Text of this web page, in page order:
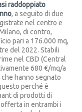
raddoppiato
, a seguito di due
nel centro e
di contro,
pari a 176.000 mq,
del 2022. Stabili
nel CBD (Central
680 €/mq/a
hanno segnato
perché è
di prodotti di
in entrambi i